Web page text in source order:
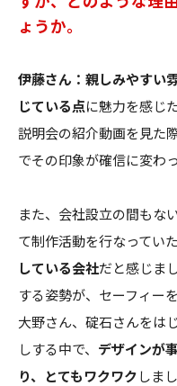
ょうか。
伊藤さん：親しみやすい
じている点に魅力を感じ
説明会の紹介動画を見た
でその印象が確信に変わ
また、会社設立の間もな
て制作活動を行なっていた
している会社だと感じま
する姿勢が、セーフィー
大野さん、碇石さんをは
しする中で、 デザインが
り、とてもワクワクしま